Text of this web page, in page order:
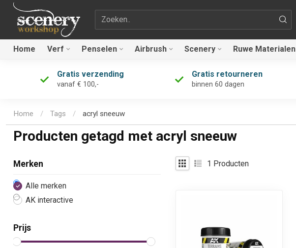
Zoekterm
Home Verf Penselen Airbrush Scenery Ruwe Materialen
Gratis verzending
vanaf € 100,-
Gratis retourneren
binnen 60 dagen
Home / Tags / acryl sneeuw
Producten getagd met acryl sneeuw
Merken
Alle merken
AK interactive
Prijs
1 Producten